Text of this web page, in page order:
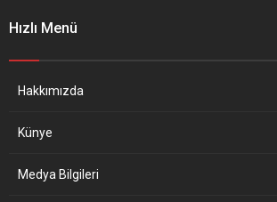
duyurdu. Macron,
açıklamaların “temelsiz”...
Hızlı Menü
Hakkımızda
Künye
Medya Bilgileri